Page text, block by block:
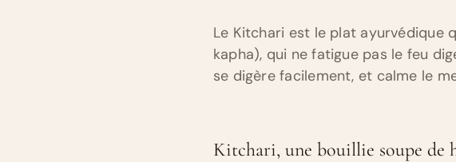
Le Kitchari est le plat ayurvédique
kapha), qui ne fatigue pas le feu
se digère facilement, et calme le
Kitchari, une bouillie soupe de